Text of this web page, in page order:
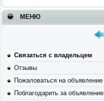
МЕНЮ
Связаться с владельцем
Отзывы
Пожаловаться на объявление
Поблагодарить за объявление